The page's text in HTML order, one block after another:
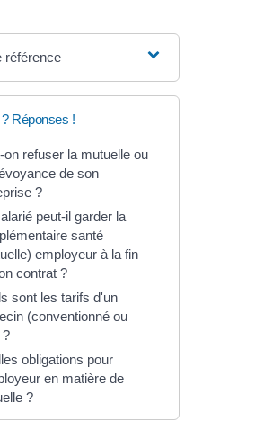
référence
Réponses !
on refuser la mutuelle ou
de son
?
peut-il garder la
santé
employeur à la fin
contrat ?
sont les tarifs d'un
(conventionné ou
?
obligations pour
en matière de
?